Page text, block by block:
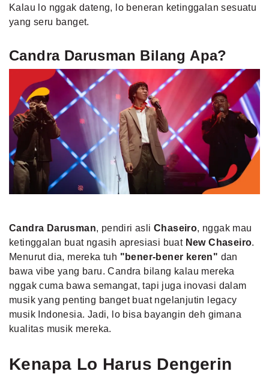
Kalau lo nggak dateng, lo beneran ketinggalan sesuatu
yang seru banget.
Candra Darusman Bilang Apa?
Candra Darusman, pendiri asli Chaseiro, nggak mau
ketinggalan buat ngasih apresiasi buat New Chaseiro.
Menurut dia, mereka tuh "bener-bener keren" dan
bawa vibe yang baru. Candra bilang kalau mereka
nggak cuma bawa semangat, tapi juga inovasi dalam
musik yang penting banget buat ngelanjutin legacy
musik Indonesia. Jadi, lo bisa bayangin deh gimana
kualitas musik mereka.
Kenapa Lo Harus Dengerin